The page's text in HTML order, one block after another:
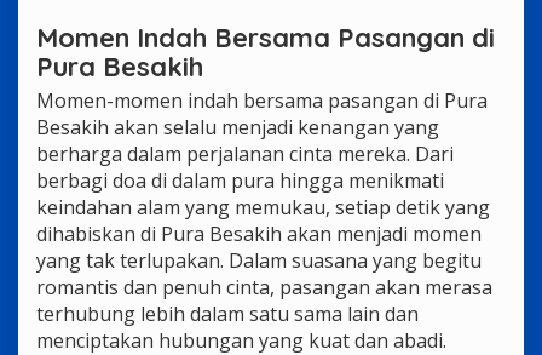
Momen Indah Bersama Pasangan di
Pura Besakih
Momen-momen indah bersama pasangan di Pura
Besakih akan selalu menjadi kenangan yang
berharga dalam perjalanan cinta mereka. Dari
berbagi doa di dalam pura hingga menikmati
keindahan alam yang memukau, setiap detik yang
dihabiskan di Pura Besakih akan menjadi momen
yang tak terlupakan. Dalam suasana yang begitu
romantis dan penuh cinta, pasangan akan merasa
terhubung lebih dalam satu sama lain dan
menciptakan hubungan yang kuat dan abadi.